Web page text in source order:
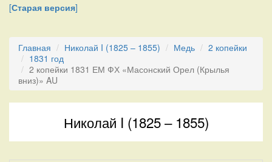
[Старая версия]
Главная Николай I (1825 – 1855) Медь
2 копейки
1831 год
2 копейки 1831 ЕМ ФХ «Масонский Орел (Крылья
вниз)» AU
Николай I (1825 – 1855)